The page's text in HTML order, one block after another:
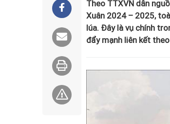
Theo TTXVN dẫn
Xuân 2024 – 2025,
lúa. Đây là vụ chính
đẩy mạnh liên kết